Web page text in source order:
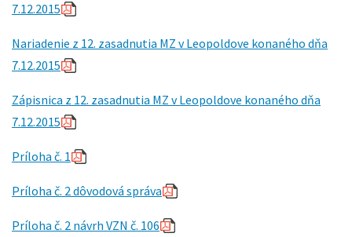
7.12.2015
Nariadenie z 12. zasadnutia MZ v Leopoldove konaného dňa
7.12.2015
Zápisnica z 12. zasadnutia MZ v Leopoldove konaného dňa
7.12.2015
Príloha č. 1
Príloha č. 2 dôvodová správa
Príloha č. 2 návrh VZN č. 106